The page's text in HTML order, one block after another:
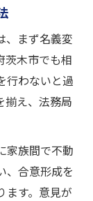
、まず名義変
茨木市でも相
行わないと過
揃え、法務局
家族間で不動
、合意形成を
ます。意見が